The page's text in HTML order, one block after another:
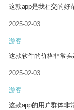
这款app是我社交的好
2025-02-03
游客
这款软件的价格非常实
2025-02-03
游客
这款app的用户群体非